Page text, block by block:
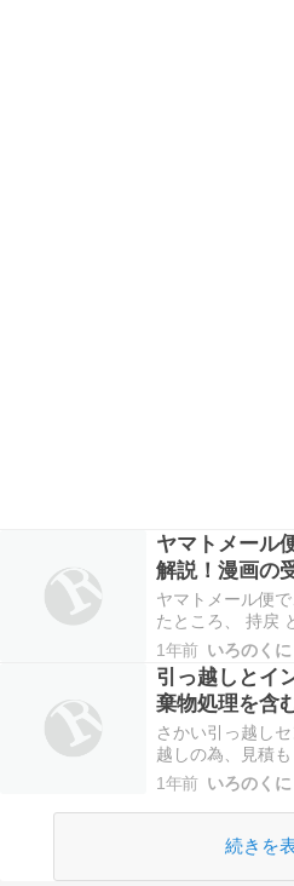
ヤマトメール
解説！漫画の
方法
ヤマトメール便
たところ、 持戻
ですよね？ 私は
漫画１冊くらい
なんで持戻なん
在伝票など入っ
どう…
1年前
引っ越しとイ
棄物処理を含
さかい引っ越し
越しの為、見積
から市内一軒家
です。家族3人、
っ越しと共に捨て
で腰より上位の
1年前
続きを